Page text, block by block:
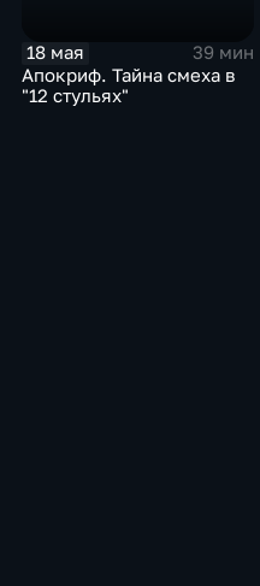
18 мая
39 мин
Апокриф. Тайна смеха в
"12 стульях"